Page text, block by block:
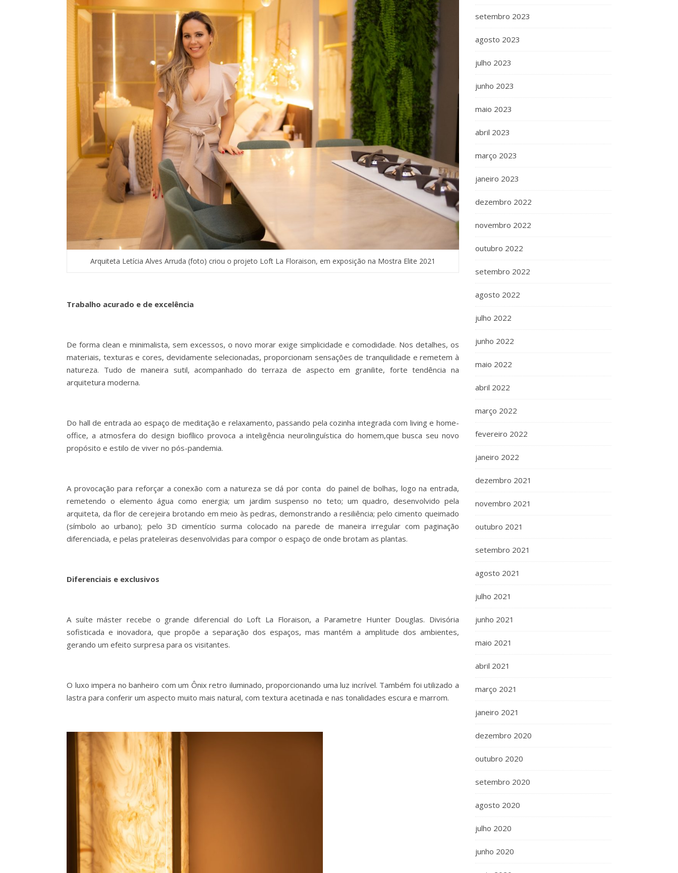
Arquiteta Letícia Alves Arruda (foto) criou o projeto Loft La Floraison, em exposição na Mostra Elite 2021
Trabalho acurado e de excelência
De forma clean e minimalista, sem excessos, o novo morar exige simplicidade e comodidade. Nos detalhes, os
materiais, texturas e cores, devidamente selecionadas, proporcionam sensações de tranquilidade e remetem à
natureza. Tudo de maneira sutil, acompanhado do terraza de aspecto em granilite, forte tendência na
arquitetura moderna.
Do hall de entrada ao espaço de meditação e relaxamento, passando pela cozinha integrada com living e home-
office, a atmosfera do design biofílico provoca a inteligência neurolinguística do homem,que busca seu novo
propósito e estilo de viver no pós-pandemia.
A provocação para reforçar a conexão com a natureza se dá por conta do painel de bolhas, logo na entrada,
remetendo o elemento água como energia; um jardim suspenso no teto; um quadro, desenvolvido pela
arquiteta, da flor de cerejeira brotando em meio às pedras, demonstrando a resiliência; pelo cimento queimado
(símbolo ao urbano); pelo 3D cimentício surma colocado na parede de maneira irregular com paginação
diferenciada, e pelas prateleiras desenvolvidas para compor o espaço de onde brotam as plantas.
Diferenciais e exclusivos
A suíte máster recebe o grande diferencial do Loft La Floraison, a Parametre Hunter Douglas. Divisória
sofisticada e inovadora, que propõe a separação dos espaços, mas mantém a amplitude dos ambientes,
gerando um efeito surpresa para os visitantes.
O luxo impera no banheiro com um Ônix retro iluminado, proporcionando uma luz incrível. Também foi utilizado a
lastra para conferir um aspecto muito mais natural, com textura acetinada e nas tonalidades escura e marrom.
setembro 2023
agosto 2023
julho 2023
junho 2023
maio 2023
abril 2023
março 2023
janeiro 2023
dezembro 2022
novembro 2022
outubro 2022
setembro 2022
agosto 2022
julho 2022
junho 2022
maio 2022
abril 2022
março 2022
fevereiro 2022
janeiro 2022
dezembro 2021
novembro 2021
outubro 2021
setembro 2021
agosto 2021
julho 2021
junho 2021
maio 2021
abril 2021
março 2021
janeiro 2021
dezembro 2020
outubro 2020
setembro 2020
agosto 2020
julho 2020
junho 2020